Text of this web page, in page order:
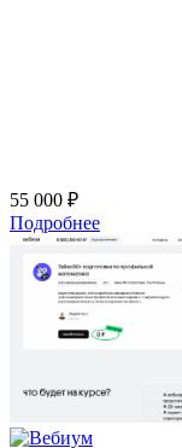
55 000 ₽
Подробнее